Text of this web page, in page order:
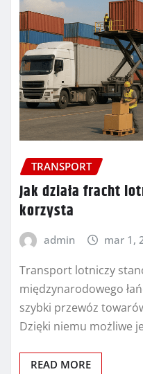
TRANSPORT
Jak działa fracht
korzysta
admin mar 1,
Transport lotniczy
międzynarodowego
szybki przewóz
Dzięki niemu możliwe
READ MORE